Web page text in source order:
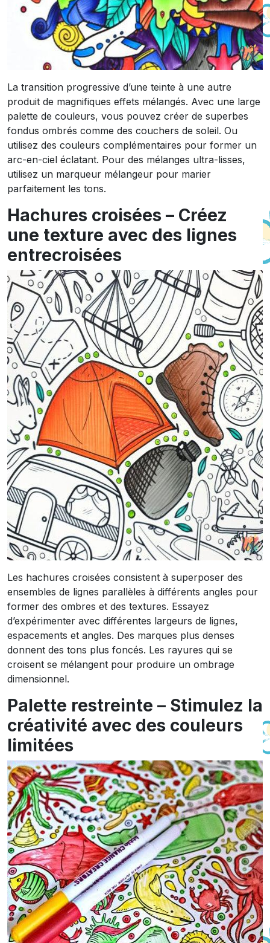
La transition progressive d’une teinte à une autre
produit de magnifiques effets mélangés. Avec une large
palette de couleurs, vous pouvez créer de superbes
fondus ombrés comme des couchers de soleil. Ou
utilisez des couleurs complémentaires pour former un
arc-en-ciel éclatant. Pour des mélanges ultra-lisses,
utilisez un marqueur mélangeur pour marier
parfaitement les tons.
Hachures croisées – Créez
une texture avec des lignes
entrecroisées
Les hachures croisées consistent à superposer des
ensembles de lignes parallèles à différents angles pour
former des ombres et des textures. Essayez
d’expérimenter avec différentes largeurs de lignes,
espacements et angles. Des marques plus denses
donnent des tons plus foncés. Les rayures qui se
croisent se mélangent pour produire un ombrage
dimensionnel.
Palette restreinte – Stimulez la
créativité avec des couleurs
limitées